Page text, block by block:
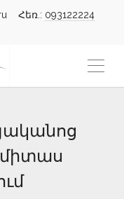
Հեռ.: 093122224